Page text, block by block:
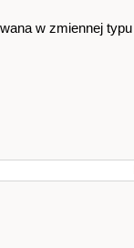
w zmiennej typu